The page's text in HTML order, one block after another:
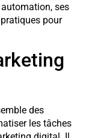
ses
pour
des
les tâches